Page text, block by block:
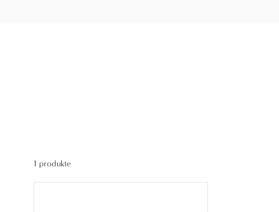
1 produkte